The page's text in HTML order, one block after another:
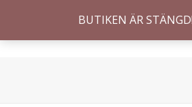
BUTIKEN ÄR
innehåll